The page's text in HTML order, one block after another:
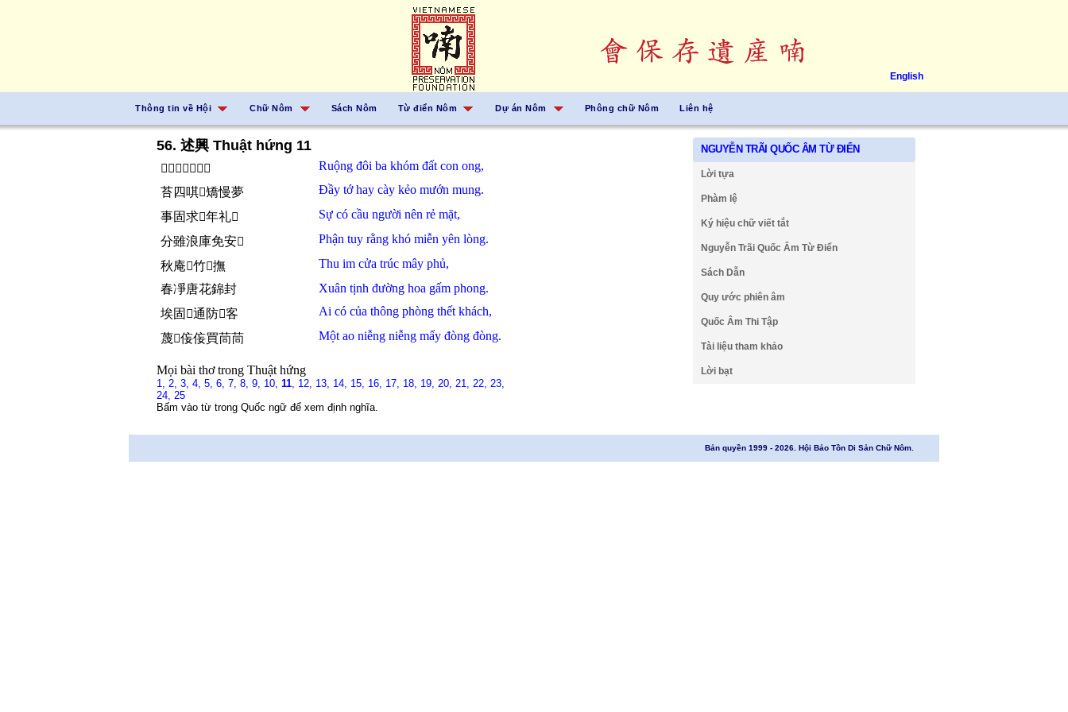
English
Thông tin về Hội Chữ Nôm Sách Nôm Từ điển Nôm Dự án Nôm Phông chữ Nôm Liên hệ
56. 述興 Thuật hứng 11
𬏑堆巴坎坦昆螉 Ruộng đôi ba khóm đất con ong,
苔四唭𦓿矯慢夢
Đầy tớhay cày kẻo mướn mung.
事固求𠊚年礼𩈘
Sự có cầu người nên rẻ mặt,
分雖浪庫免安𢚸
Phận tuy rằng khó miễn yên lòng.
秋庵𬮌竹𩄲撫
Thu im cửa trúc mây phủ,
春凈唐花錦封
Xuân tịnh đường hoa gấm phong.
埃固𧵑通防𱔒客
Ai có của thông phòng thết khách,
蔑𬇚侫侫買茼茼
Một ao niễng niễng mấy đòng đòng.
Mọi bài thơ trong Thuật hứng
1, 2, 3, 4, 5, 6, 7, 8, 9, 10, 11, 12, 13, 14, 15, 16, 17, 18, 19, 20, 21, 22, 23,
24, 25
Bấm vào từ trong Quốc ngữ để xem định nghĩa.
NGUYỄN TRÃI QUỐC ÂM TỪ ĐIỂN
Lời tựa
Phàm lệ
Ký hiệu chữ viết tắt
Nguyễn Trãi Quốc Âm Từ Điển
Sách Dẫn
Quy ước phiên âm
Quốc Âm Thi Tập
Tài liệu tham khảo
Lời bạt
Bản quyền 1999 - 2026. Hội Bảo Tồn Di Sản Chữ Nôm.